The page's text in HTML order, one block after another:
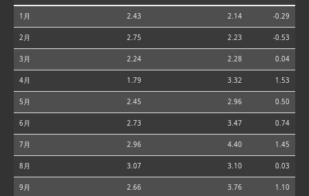
1月 2.43 2.14 -0.29
2月 2.75 2.23 -0.53
3月 2.24 2.28 0.04
4月 1.79 3.32 1.53
5月 2.45 2.96 0.50
6月 2.73 3.47 0.74
7月 2.96 4.40 1.45
8月 3.07 3.10 0.03
9月 2.66 3.76 1.10